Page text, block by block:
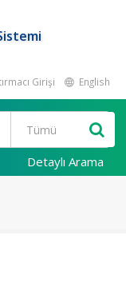
Girişi English
Detaylı Arama